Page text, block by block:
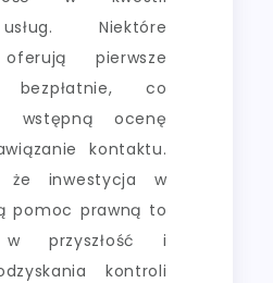
Niektóre
pierwsze
bezpłatnie, co
wstępną ocenę
kontaktu.
że inwestycja w
pomoc prawną to
w przyszłość i
kontroli